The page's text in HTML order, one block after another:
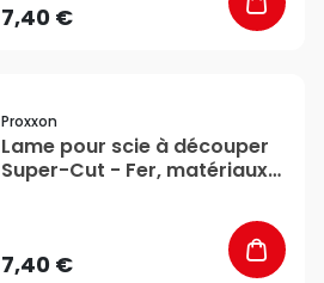
7,40 €
Proxxon
Lame pour scie à découper
Super-Cut - Fer, matériaux
7,40 €